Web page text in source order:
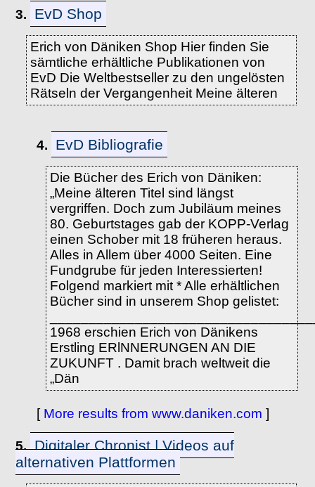
3. EvD Shop
Erich von Däniken Shop Hier finden Sie
sämtliche erhältliche Publikationen von
EvD Die Weltbestseller zu den ungelösten
Rätseln der Vergangenheit Meine älteren
4. EvD Bibliografie
Die Bücher des Erich von Däniken:
„Meine älteren Titel sind längst
vergriffen. Doch zum Jubiläum meines
80. Geburtstages gab der KOPP-Verlag
einen Schober mit 18 früheren heraus.
Alles in Allem über 4000 Seiten. Eine
Fundgrube für jeden Interessierten!
Folgend markiert mit * Alle erhältlichen
Bücher sind in unserem Shop gelistet:
1968 erschien Erich von Dänikens
Erstling ERlNNERUNGEN AN DIE
ZUKUNFT . Damit brach weltweit die
„Dän
[ More results from www.daniken.com ]
5. Digitaler Chronist | Videos auf
alternativen Plattformen